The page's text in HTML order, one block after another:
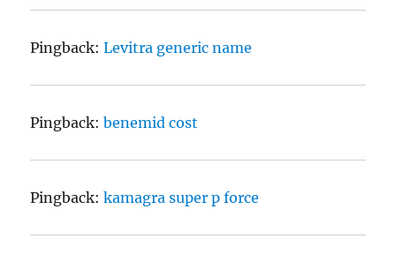
Pingback:Levitra generic name
Pingback:benemid cost
Pingback:kamagra super p force